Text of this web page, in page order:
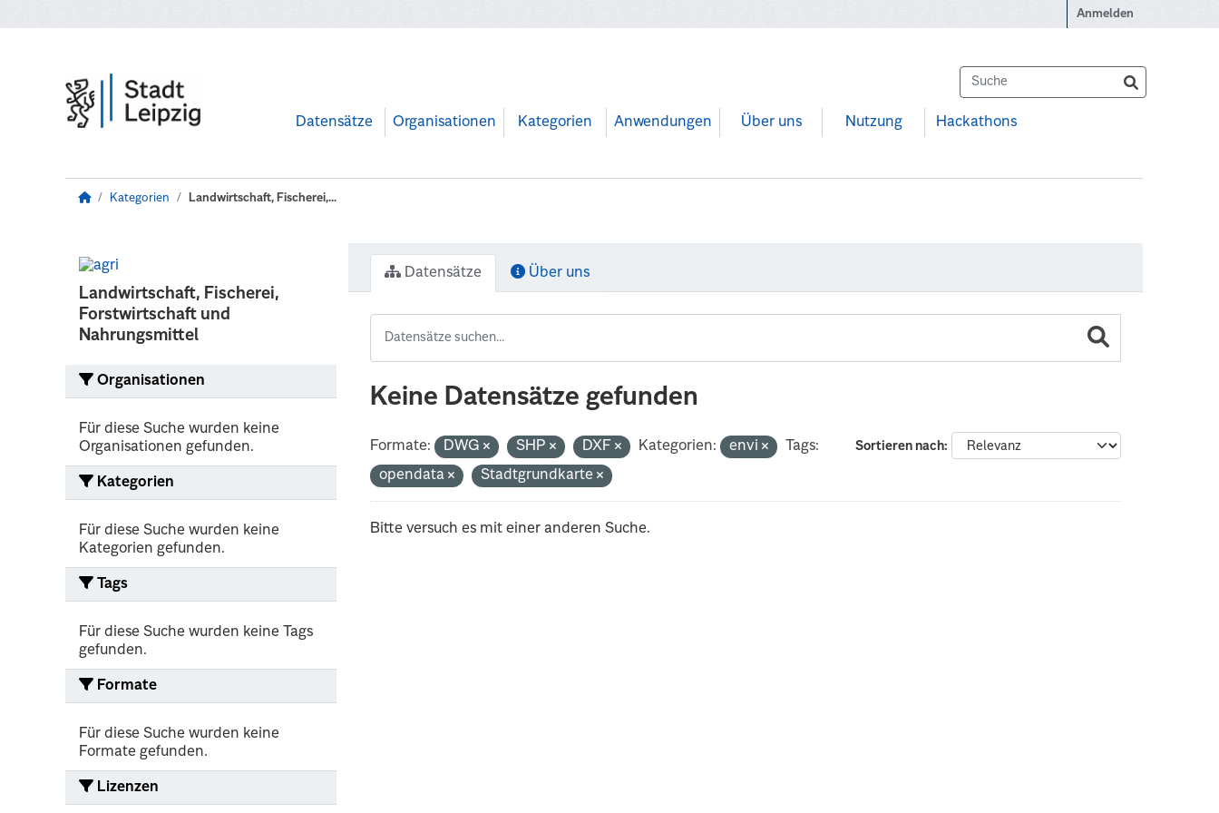
Anmelden
Datensätze Organisationen Kategorien Anwendungen Über uns Nutzung Hackathons
Kategorien Landwirtschaft, Fischerei,...
Landwirtschaft, Fischerei,
Forstwirtschaft und
Nahrungsmittel
Organisationen
Für diese Suche wurden keine
Organisationen gefunden.
Kategorien
Für diese Suche wurden keine
Kategorien gefunden.
Tags
Für diese Suche wurden keine Tags
gefunden.
Formate
Für diese Suche wurden keine
Formate gefunden.
Lizenzen
Datensätze Über uns
Keine Datensätze gefunden
Sortieren nach
Formate: DWG SHP DXF Kategorien: envi
Tags:
opendata
Stadtgrundkarte
Bitte versuch es mit einer anderen Suche.